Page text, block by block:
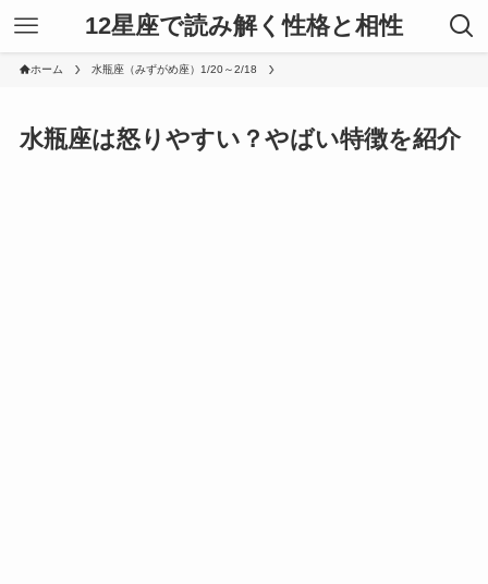
12星座で読み解く性格と相性
ホーム 水瓶座（みずがめ座）1/20～2/18
水瓶座は怒りやすい？やばい特徴を紹介